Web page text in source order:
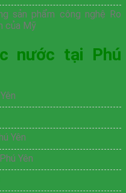
sản phẩm công nghệ Ro
của Mỹ
nước tại Phú
Yên
Yên